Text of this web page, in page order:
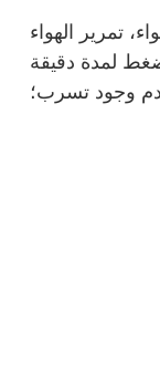
تمرير الهواء
الضغط لمدة دقيقة